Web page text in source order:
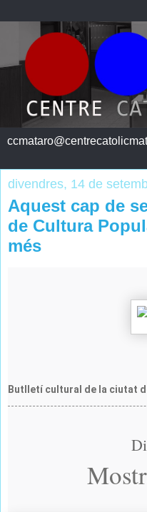
divendres, 14 de
Aquest cap de
de Cultura
més
Butlletí cultural de la ciutat